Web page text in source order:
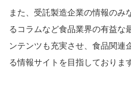
また、受託製造企業の情報のみ
るコラムなど食品業界の有益な
ンテンツも充実させ、食品関連
る情報サイトを目指しておりま